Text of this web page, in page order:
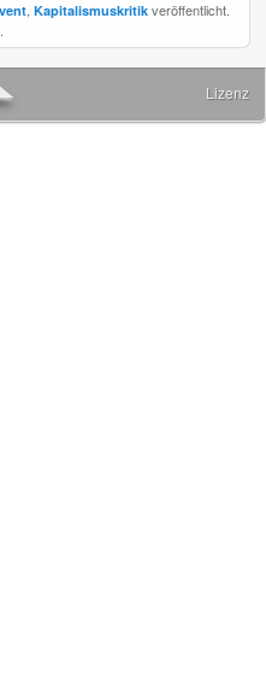
,Kapitalismuskritik veröffentlicht.
Lizenz